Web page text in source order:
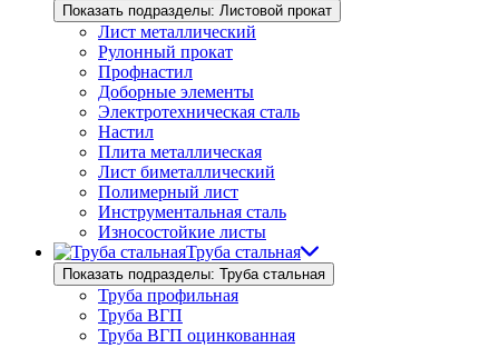
Показать подразделы: Листовой прокат
Лист металлический
Рулонный прокат
Профнастил
Доборные элементы
Электротехническая сталь
Настил
Плита металлическая
Лист биметаллический
Полимерный лист
Инструментальная сталь
Износостойкие листы
Труба стальная
Показать подразделы: Труба стальная
Труба профильная
Труба ВГП
Труба ВГП оцинкованная